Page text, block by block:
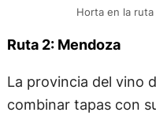
Horta en la
Ruta 2: Mendoza
La provincia del vino
combinar tapas con